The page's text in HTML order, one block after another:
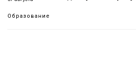
Образование